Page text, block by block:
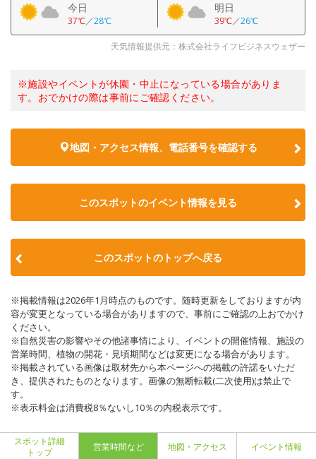
今日
37℃／28℃
明日
39℃／26℃
天気情報提供元：株式会社ライフビジネスウェザー
※施設やイベントが休園・中止になっている場合がありま
す。おでかけの際は事前にご確認ください。
地図・アクセス情報、電話番号を確認する
このスポットのイベント情報を見る
このスポットのトップへ戻る
※掲載情報は2026年1月時点のものです。随時更新をしておりますが内
容が変更となっている場合がありますので、事前にご確認の上おでかけ
ください。
※自然災害の影響やその他諸事情により、イベントの開催情報、施設の
営業時間、植物の開花・見頃期間などは変更になる場合があります。
※掲載されている画像は取材先から本ページへの掲載の許諾をいただ
き、提供されたものとなります。画像の無断転載(二次使用)は禁止で
す。
※表示料金は消費税8％ないし10％の内税表示です。
スポット詳細
トップ
営業時間など 地図・アクセス イベント情報